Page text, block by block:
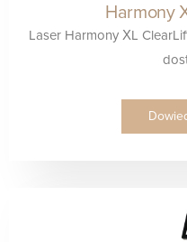
Harmony
Laser Harmony XL